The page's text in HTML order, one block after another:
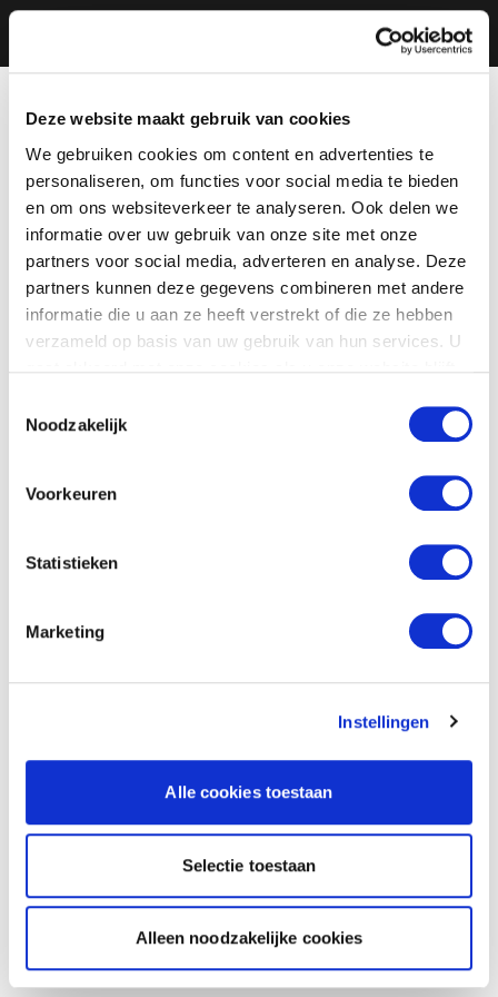
Deze website maakt gebruik van cookies
We gebruiken cookies om content en advertenties te
personaliseren, om functies voor social media te bieden
en om ons websiteverkeer te analyseren. Ook delen we
informatie over uw gebruik van onze site met onze
partners voor social media, adverteren en analyse. Deze
partners kunnen deze gegevens combineren met andere
informatie die u aan ze heeft verstrekt of die ze hebben
verzameld op basis van uw gebruik van hun services. U
Noodzakelijk
Voorkeuren
Statistieken
Marketing
Instellingen
Alle cookies toestaan
Selectie toestaan
Alleen noodzakelijke cookies